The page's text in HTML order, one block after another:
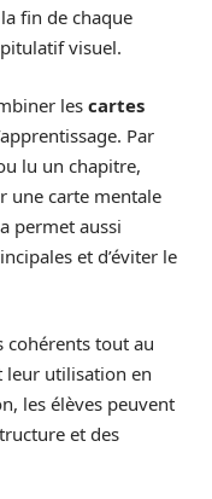
fin de chaque
visuel.
les cartes
Par
lu un chapitre,
une carte mentale
permet aussi
et d’éviter le
cohérents tout au
leur utilisation en
les élèves peuvent
et des